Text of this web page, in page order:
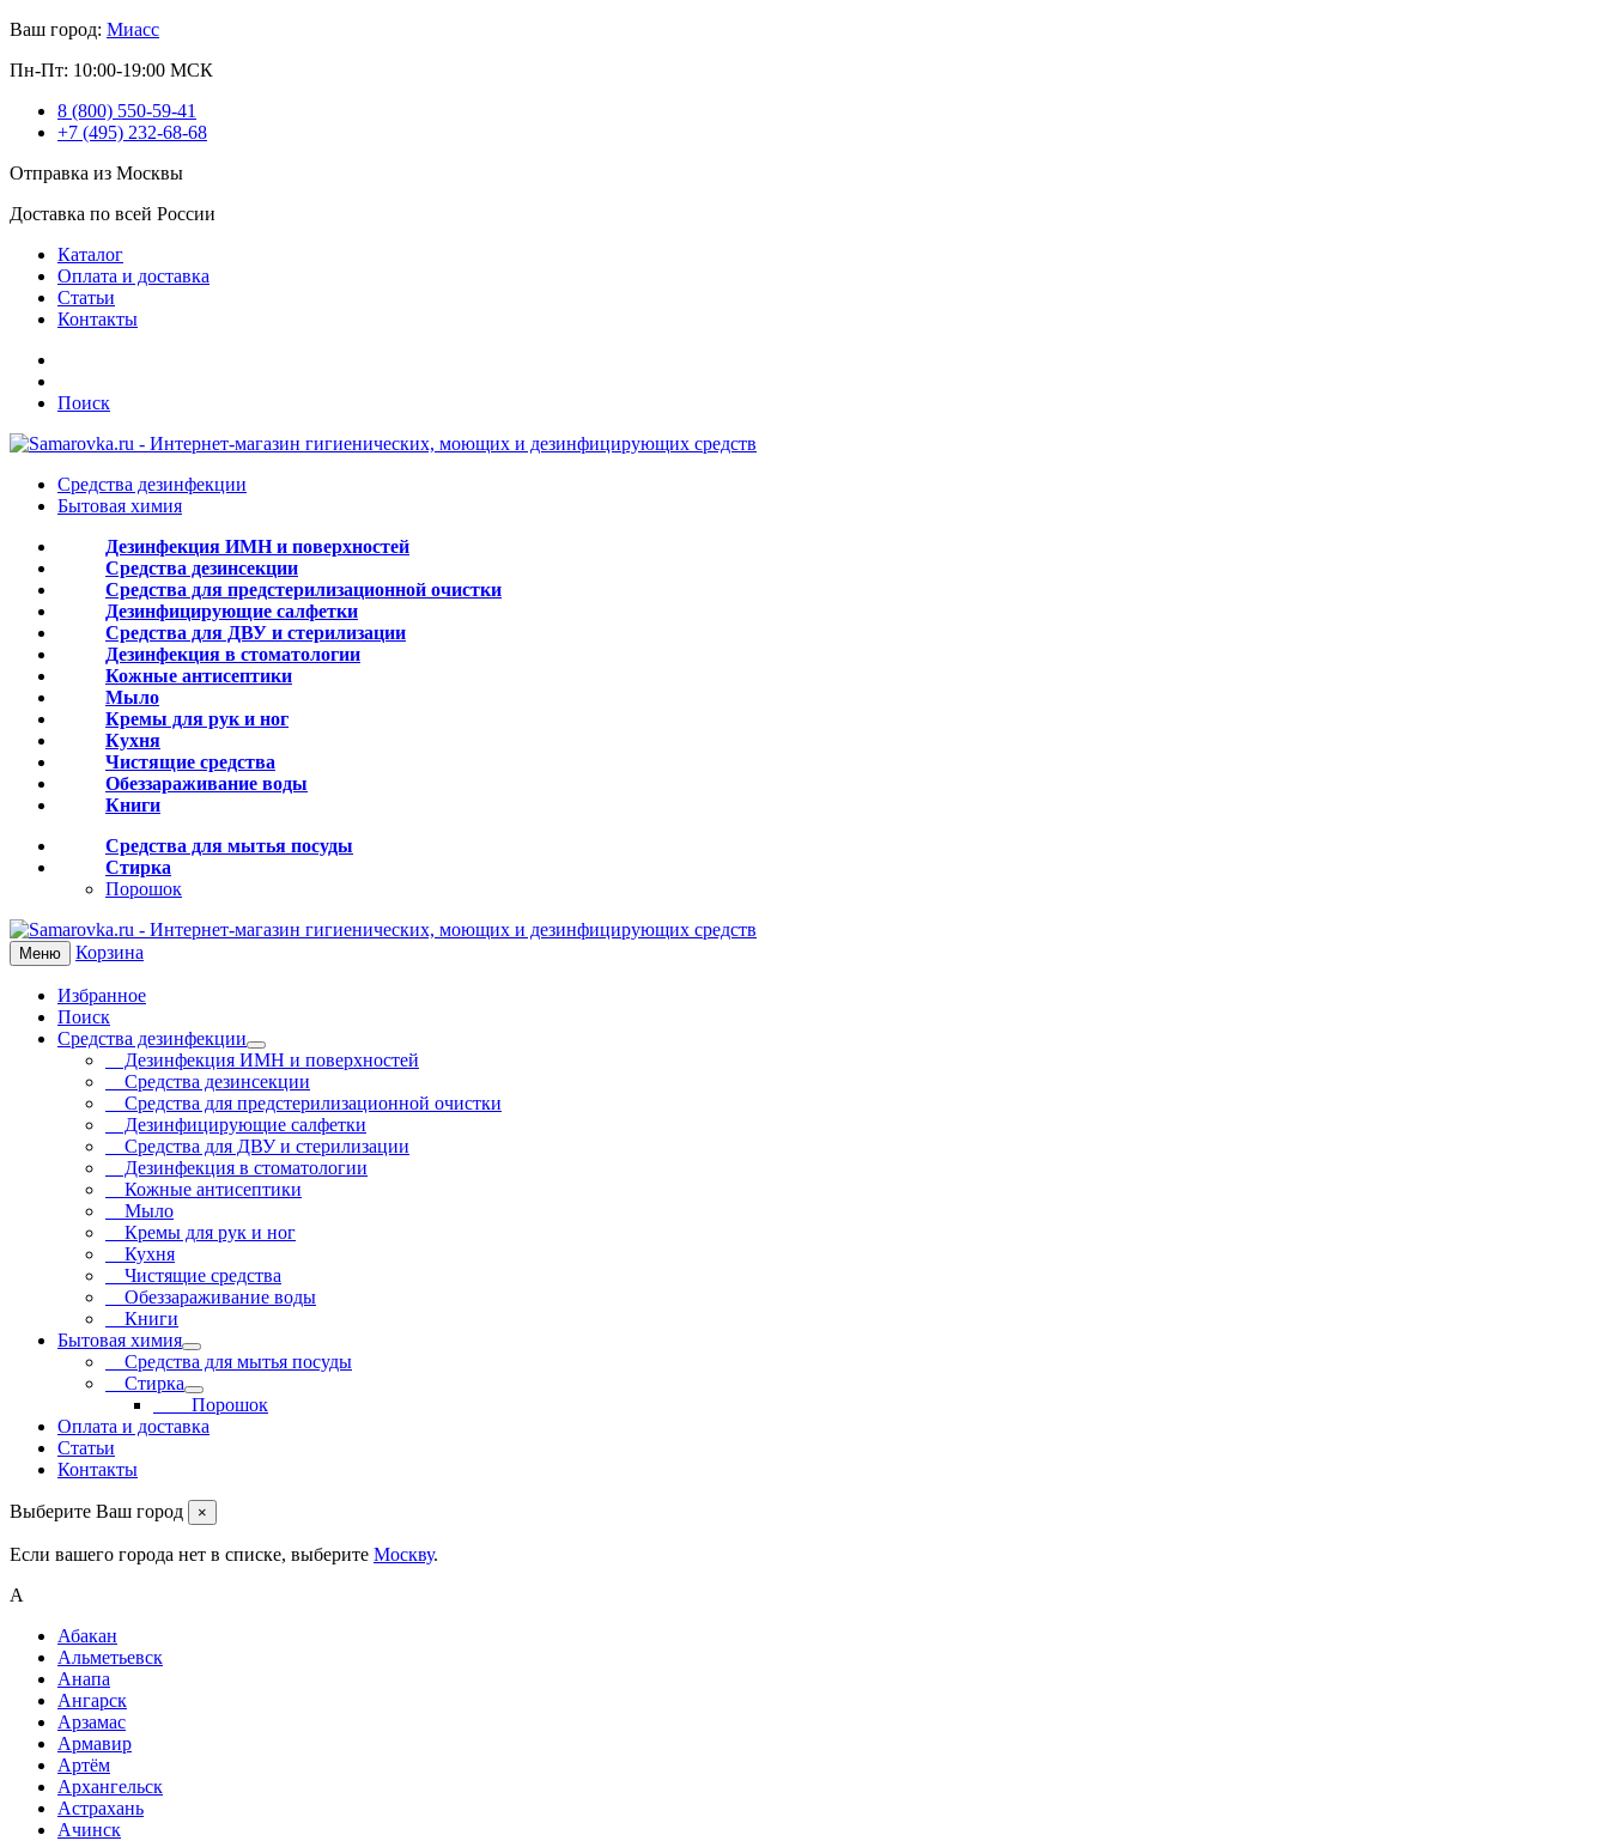
Ваш город: Миасс
Пн-Пт: 10:00-19:00 МСК
8 (800) 550-59-41
+7 (495) 232-68-68
Отправка из Москвы
Доставка по всей России
Каталог
Оплата и доставка
Статьи
Контакты
Поиск
Средства дезинфекции
Бытовая химия
Дезинфекция ИМН и поверхностей
Средства дезинсекции
Средства для предстерилизационной очистки
Дезинфицирующие салфетки
Средства для ДВУ и cтерилизации
Дезинфекция в стоматологии
Кожные антисептики
Мыло
Кремы для рук и ног
Кухня
Чистящие средства
Обеззараживание воды
Книги
Средства для мытья посуды
Стирка
Порошок
Меню Корзина
Избранное
Поиск
Средства дезинфекции
Дезинфекция ИМН и поверхностей
Средства дезинсекции
Средства для предстерилизационной очистки
Дезинфицирующие салфетки
Средства для ДВУ и cтерилизации
Дезинфекция в стоматологии
Кожные антисептики
Мыло
Кремы для рук и ног
Кухня
Чистящие средства
Обеззараживание воды
Книги
Бытовая химия
Средства для мытья посуды
Стирка
Порошок
Оплата и доставка
Статьи
Контакты
Выберите Ваш город ×
Если вашего города нет в списке, выберите Москву.
А
Абакан
Альметьевск
Анапа
Ангарск
Арзамас
Армавир
Артём
Архангельск
Астрахань
Ачинск